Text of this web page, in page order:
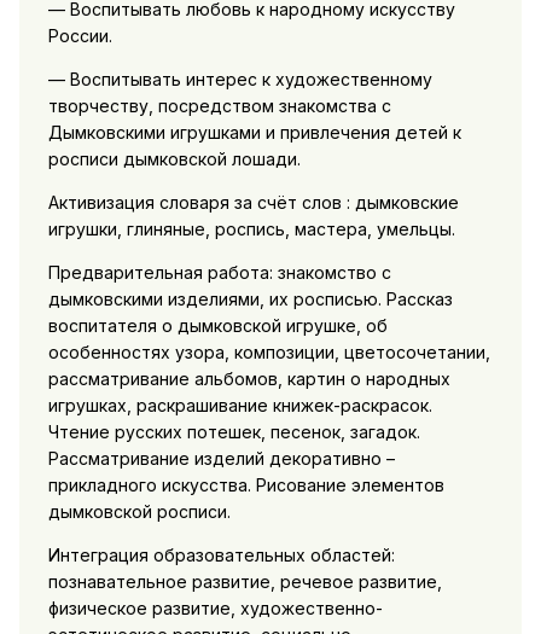
— Воспитывать любовь к народному искусству
России.
— Воспитывать интерес к художественному
творчеству, посредством знакомства с
Дымковскими игрушками и привлечения детей к
росписи дымковской лошади.
Активизация словаря за счёт слов : дымковские
игрушки, глиняные, роспись, мастера, умельцы.
Предварительная работа: знакомство с
дымковскими изделиями, их росписью. Рассказ
воспитателя о дымковской игрушке, об
особенностях узора, композиции, цветосочетании,
рассматривание альбомов, картин о народных
игрушках, раскрашивание книжек-раскрасок.
Чтение русских потешек, песенок, загадок.
Рассматривание изделий декоративно –
прикладного искусства. Рисование элементов
дымковской росписи.
Интеграция образовательных областей:
познавательное развитие, речевое развитие,
физическое развитие, художественно-